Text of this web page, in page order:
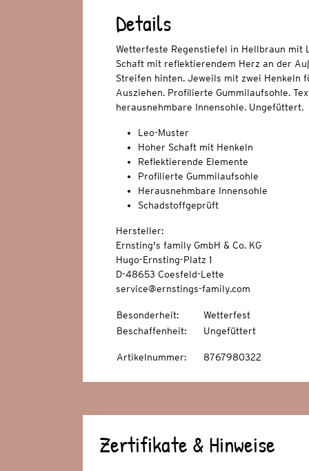
Details
Wetterfeste Regenstiefel in Hellbraun mit
Schaft mit reflektierendem Herz an der
Streifen hinten. Jeweils mit zwei Henkeln
Ausziehen. Profilierte Gummilaufsohle.
herausnehmbare Innensohle. Ungefüttert.
Leo-Muster
Hoher Schaft mit Henkeln
Reflektierende Elemente
Profilierte Gummilaufsohle
Herausnehmbare Innensohle
Schadstoffgeprüft
Hersteller:
Ernsting's family GmbH & Co. KG
Hugo-Ernsting-Platz 1
D-48653 Coesfeld-Lette
service@ernstings-family.com
Besonderheit:
Wetterfest
Beschaffenheit: Ungefüttert
Artikelnummer: 8767980322
Zertifikate & Hinweise